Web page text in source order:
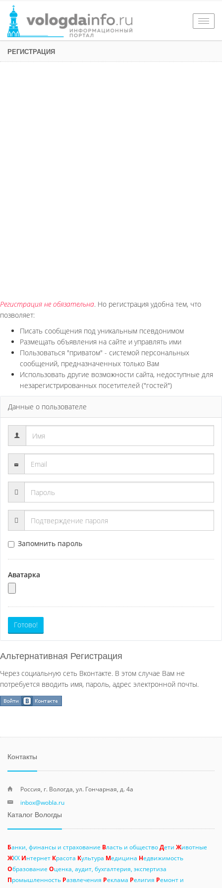
РЕГИСТРАЦИЯ
Регистрация не обязательна. Но регистрация удобна тем, что
позволяет:
Писать сообщения под уникальным псевдонимом
Размещать объявления на сайте и управлять ими
Пользоваться "приватом" - системой персональных
сообщений, предназначенных только Вам
Использовать другие возможности сайта, недоступные для
незарегистрированных посетителей ("гостей")
Данные о пользователе
Запомнить пароль
Аватарка
Готово!
Альтернативная Регистрация
Через социальную сеть Вконтакте. В этом случае Вам не
потребуется вводить имя, пароль, адрес электронной почты.
Контакты
Россия, г. Вологда, ул. Гончарная, д. 4а
inbox@wobla.ru
Каталог Вологды
Банки, финансы и страхование Власть и обществоДети Животные
ЖКХ Интернет Красота Культура Медицина Недвижимость
Образование Оценка, аудит, бухгалтерия, экспертиза
Промышленность Развлечения Реклама Религия Ремонт и